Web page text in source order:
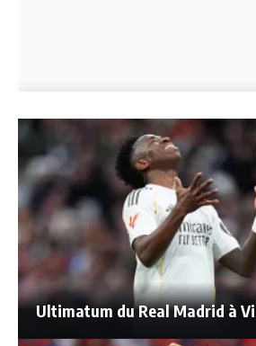
Ultimatum du Real Madrid à